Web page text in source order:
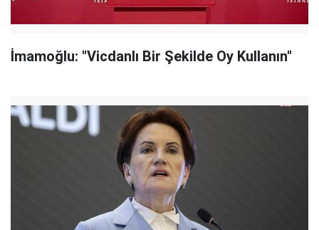
İmamoğlu: "Vicdanlı Bir Şekilde Oy Kullanın"